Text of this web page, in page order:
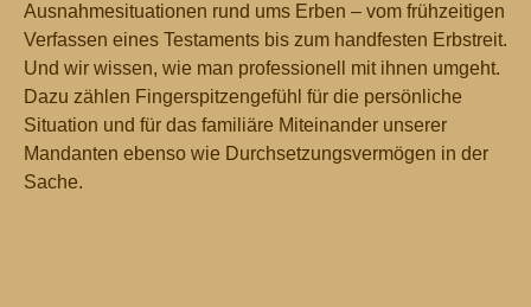
Ausnahmesituationen rund ums Erben – vom frühzeitigen
Verfassen eines Testaments bis zum handfesten Erbstreit.
Und wir wissen, wie man professionell mit ihnen umgeht.
Dazu zählen Fingerspitzengefühl für die persönliche
Situation und für das familiäre Miteinander unserer
Mandanten ebenso wie Durchsetzungsvermögen in der
Sache.